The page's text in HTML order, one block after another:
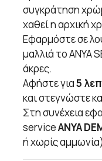
συγκράτηση
χαθεί η αρχική
Εφαρμόστε σε
μαλλιά το ANYA
άκρες.
Αφήστε για5
και στεγνώστε
Στη συνέχεια
serviceANYA
ή χωρίς